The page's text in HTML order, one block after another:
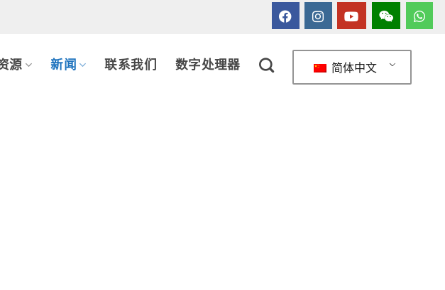
源 新闻 联系我们 数字处理器 简体中文